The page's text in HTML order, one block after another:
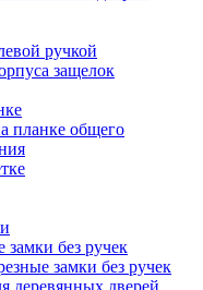
ручкой
защелок
планке общего
замки без ручек
замки без ручек